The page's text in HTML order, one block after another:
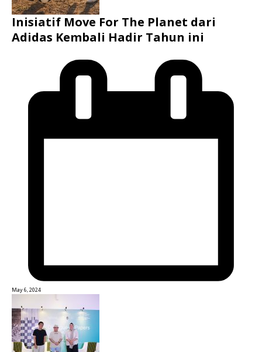
Inisiatif Move For The Planet dari
Adidas Kembali Hadir Tahun ini
May 6, 2024